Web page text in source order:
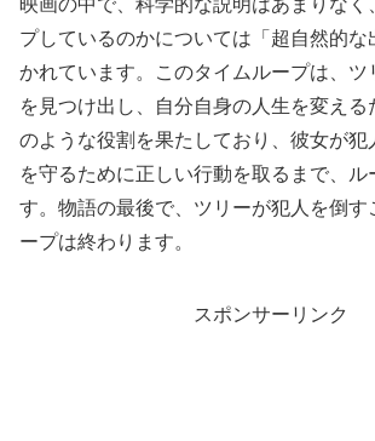
映画の中で、科学的な説明はあまりなく
プしているのかについては「超自然的な
かれています。このタイムループは、ツ
を見つけ出し、自分自身の人生を変える
のような役割を果たしており、彼女が犯
を守るために正しい行動を取るまで、ル
す。物語の最後で、ツリーが犯人を倒す
ープは終わります。
スポンサーリンク